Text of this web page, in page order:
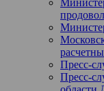
Пресс-
Пресс-